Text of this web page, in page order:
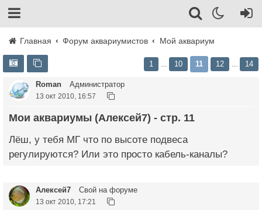
Главная Форум аквариумистов Мой аквариум
1 10 11 12 14
Roman Администратор
13 окт 2010, 16:57
Мои аквариумы (Алексей7) - стр. 11
Лёш, у тебя МГ что по высоте подвеса
регулируются? Или это просто кабель-каналы?
Алексей7 Свой на форуме
13 окт 2010, 17:21